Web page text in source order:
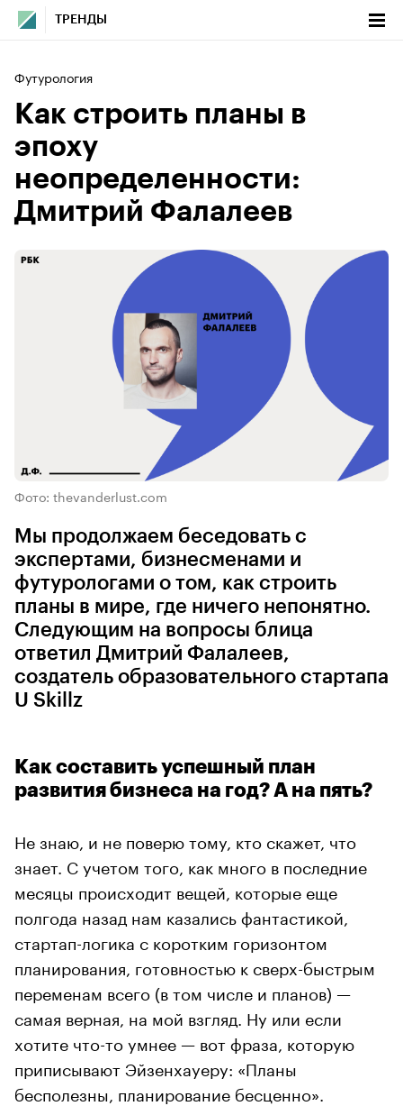
ТРЕНДЫ
Футурология
Как строить планы в
эпоху
неопределенности:
Дмитрий Фалалеев
Фото: thevanderlust.com
Мы продолжаем беседовать с
экспертами, бизнесменами и
футурологами о том, как строить
планы в мире, где ничего непонятно.
Следующим на вопросы блица
ответил Дмитрий Фалалеев,
создатель образовательного стартапа
U Skillz
Как составить успешный план
развития бизнеса на год? А на пять?
Не знаю, и не поверю тому, кто скажет, что
знает. С учетом того, как много в последние
месяцы происходит вещей, которые еще
полгода назад нам казались фантастикой,
стартап-логика с коротким горизонтом
планирования, готовностью к сверх-быстрым
переменам всего (в том числе и планов) —
самая верная, на мой взгляд. Ну или если
хотите что-то умнее — вот фраза, которую
приписывают Эйзенхауеру: «Планы
бесполезны, планирование бесценно».